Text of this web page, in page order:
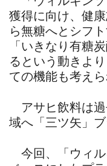
獲得に向け、健
ら無糖へとシフ
「いきなり有糖
るという動きよ
ての機能も考え
アサヒ飲料は
域へ「三ツ矢」
今回、「ウィル